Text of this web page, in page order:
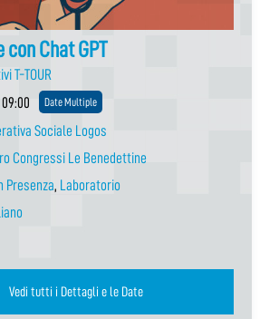
con Chat GPT
T-TOUR
Date Multiple
Sociale Logos
Congressi Le Benedettine
Presenza, Laboratorio
Vedi tutti i Dettagli e le Date